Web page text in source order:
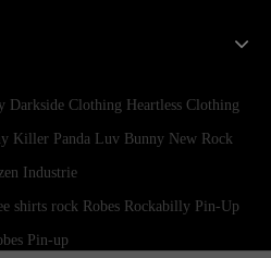
Darkside Clothing Heartless Clothing
Killer Panda Luv Bunny New Rock
Industrie
shirts rock Robes Rockabilly Pin-Up
Pin-up